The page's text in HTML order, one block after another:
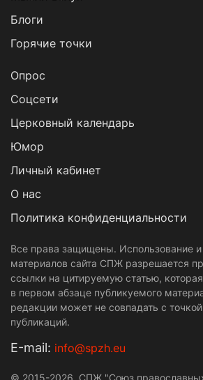
Блоги
Горячие точки
Опрос
Cоцсети
Церковный календарь
Юмор
Личный кабинет
О нас
Политика конфиденциальности
Все права защищены. Использование и
материалов сайта СПЖ разрешается
ссылки на цитируемую статью,
в первом абзаце публикуемого
редакции может не совпадать с
публикаций.
Е-mail: info@spzh.eu